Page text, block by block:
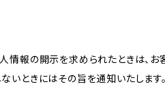
情報の開示を求められたときは、
ときにはその旨を通知いたします